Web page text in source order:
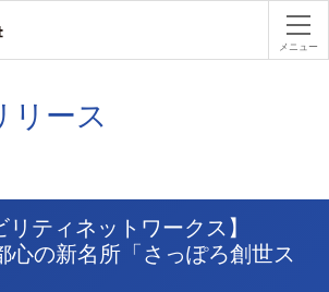
パーク２
メニュー
リース
リティネットワークス】
心の新名所「さっぽろ創世ス